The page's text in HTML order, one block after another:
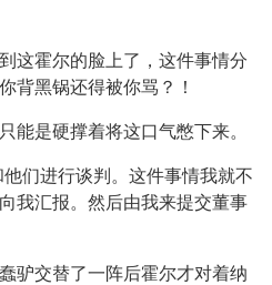
这霍尔的脸上了，这件事情分
背黑锅还得被你骂？！
能是硬撑着将这口气憋下来。
们进行谈判。这件事情我就不
我汇报。然后由我来提交董事
驴交替了一阵后霍尔才对着纳